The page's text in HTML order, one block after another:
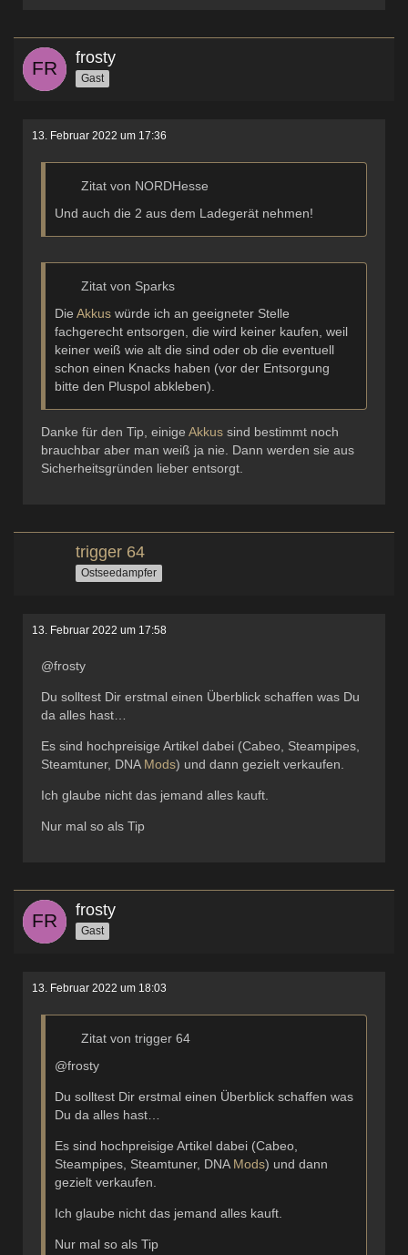
frosty
Gast
13. Februar 2022 um 17:36
Zitat von NORDHesse
Und auch die 2 aus dem Ladegerät nehmen!
Zitat von Sparks
Die Akkus würde ich an geeigneter Stelle
fachgerecht entsorgen, die wird keiner kaufen, weil
keiner weiß wie alt die sind oder ob die eventuell
schon einen Knacks haben (vor der Entsorgung
bitte den Pluspol abkleben).
Danke für den Tip, einige Akkus sind bestimmt noch
brauchbar aber man weiß ja nie. Dann werden sie aus
Sicherheitsgründen lieber entsorgt.
trigger 64
Ostseedampfer
13. Februar 2022 um 17:58
@frosty
Du solltest Dir erstmal einen Überblick schaffen was Du
da alles hast…
Es sind hochpreisige Artikel dabei (Cabeo, Steampipes,
Steamtuner, DNA Mods) und dann gezielt verkaufen.
Ich glaube nicht das jemand alles kauft.
Nur mal so als Tip
frosty
Gast
13. Februar 2022 um 18:03
Zitat von trigger 64
@frosty
Du solltest Dir erstmal einen Überblick schaffen was
Du da alles hast…
Es sind hochpreisige Artikel dabei (Cabeo,
Steampipes, Steamtuner, DNA Mods) und dann
gezielt verkaufen.
Ich glaube nicht das jemand alles kauft.
Nur mal so als Tip